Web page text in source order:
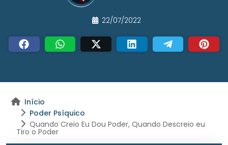
22/07/2022
Início
Poder Psíquico
Quando Creio Eu Dou Poder, Quando Descreio eu
Tiro o Poder